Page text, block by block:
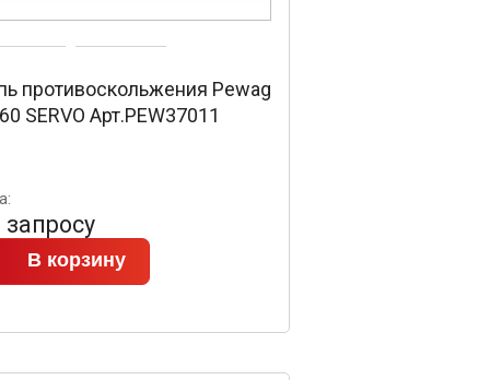
противоскольжения Pewag
SERVO Арт.PEW37011
В корзину